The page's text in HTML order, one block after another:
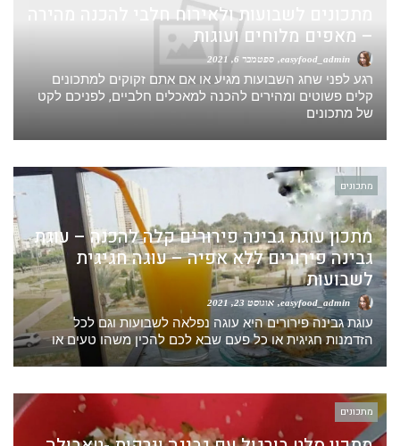
מתכונים לשבועות ולאירוח חלבי להכנה מהירה
– מאפים מלוחים ועוגות
ספטמבר 6, 2021
רגע לפני שחג השבועות מגיע או אם אתם זקוקים למתכונים
קלים פשוטים ומהירים להכנה למאכלים חלביים, לפניכם לקט
של מתכונים
מתכונים
מתכון עוגת גבינה פירורים קלה להכנה – עוגת
גבינה פירורים ללא אפיה – עוגה חגיגית
לשבועות
אוגוסט 23, 2021
עוגת גבינה פירורים היא עוגה נפלאה לשבועות וגם לכל
הזדמנות חגיגית או כל פעם שבא לכם להכין משהו טעים או
מתכונים